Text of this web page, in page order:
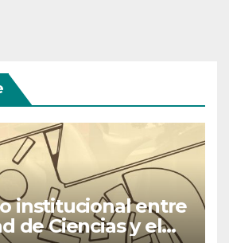
institucional entre
de Ciencias y el